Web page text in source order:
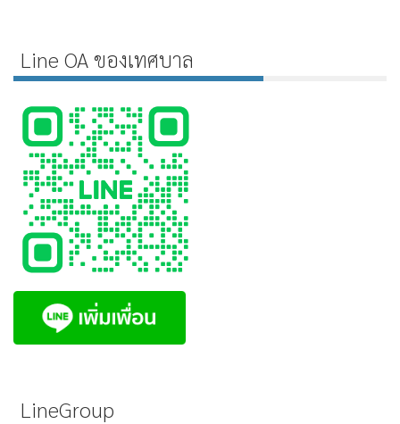
Line OA ของเทศบาล
LineGroup